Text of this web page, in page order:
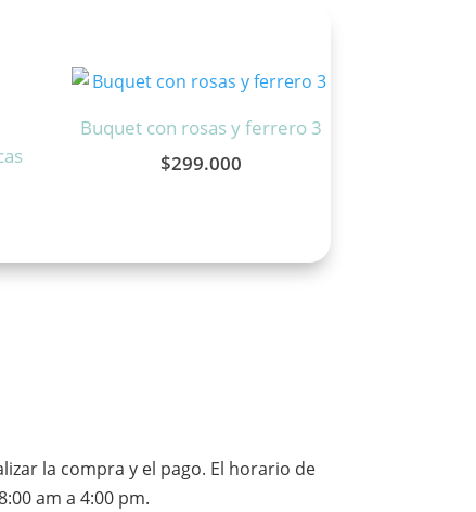
Buquet con rosas y ferrero 3
$299.000
la compra y el pago. El horario de
am a 4:00 pm.